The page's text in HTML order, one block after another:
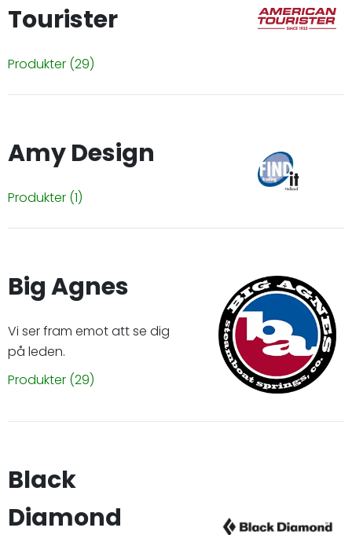
Tourister
Produkter (29)
Amy Design
Produkter (1)
Big Agnes
Vi ser fram emot att se dig
på leden.
Produkter (29)
Black
Diamond